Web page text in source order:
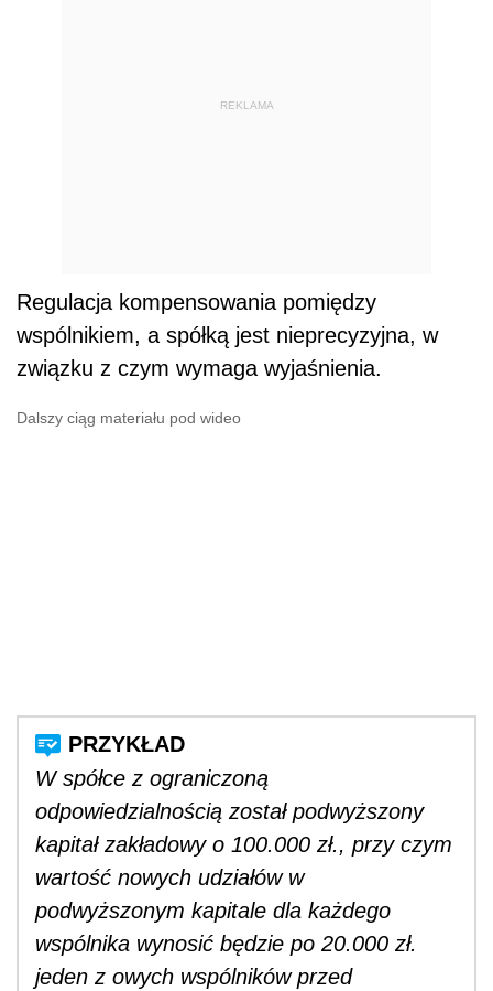
REKLAMA
Regulacja kompensowania pomiędzy
wspólnikiem, a spółką jest nieprecyzyjna, w
związku z czym wymaga wyjaśnienia.
Dalszy ciąg materiału pod wideo
W spółce z ograniczoną
odpowiedzialnością został podwyższony
kapitał zakładowy o 100.000 zł., przy czym
wartość nowych udziałów w
podwyższonym kapitale dla każdego
wspólnika wynosić będzie po 20.000 zł.
jeden z owych wspólników przed